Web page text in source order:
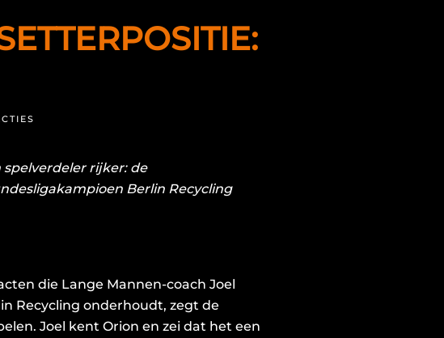
DE
SETTERPOSITIE:
DJIFA
rijker: de
Berlin Recycling
die Lange Mannen-coach Joel
Recycling onderhoudt, zegt de
Joel kent Orion en zei dat het een